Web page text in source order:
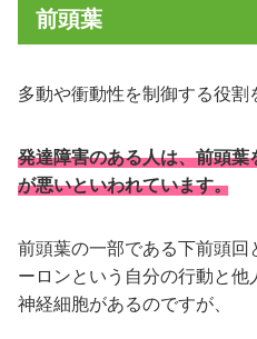
前頭葉
多動や衝動性を制御する役割
発達障害のある人は、前頭
が悪いといわれています。
前頭葉の一部である下前頭
ーロンという自分の行動と
神経細胞があるのですが、